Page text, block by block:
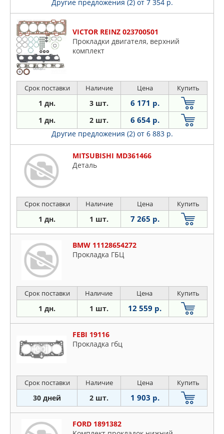
Другие предложения (2) от 7 354 р.
VICTOR REINZ 023700501
Прокладки двигателя, верхний
комплект
Срок поставки Наличие Цена Купить
1 дн. 3 шт. 6 171 р.
1 дн. 2 шт. 6 654 р.
Другие предложения (2) от 6 883 р.
MITSUBISHI MD361466
Деталь
Срок поставки Наличие Цена Купить
1 дн. 1 шт. 7 265 р.
BMW 11128654272
Прокладка ГБЦ
Срок поставки Наличие Цена Купить
1 дн. 1 шт. 12 559 р.
FEBI 19116
Пpoклaдкa гбц
Срок поставки Наличие Цена Купить
30 дней 2 шт. 1 903 р.
FORD 1891382